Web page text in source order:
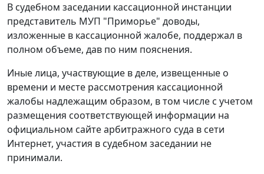
В судебном заседании кассационной инстанции
представитель МУП "Приморье" доводы,
изложенные в кассационной жалобе, поддержал в
полном объеме, дав по ним пояснения.
Иные лица, участвующие в деле, извещенные о
времени и месте рассмотрения кассационной
жалобы надлежащим образом, в том числе с учетом
размещения соответствующей информации на
официальном сайте арбитражного суда в сети
Интернет, участия в судебном заседании не
принимали.